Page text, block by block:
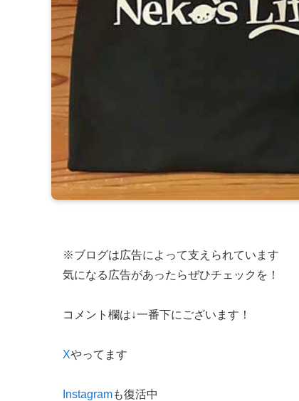
※ブログは広告によって支えられています
気になる広告があったらぜひチェックを！
コメント欄は↓一番下にございます！
Xやってます
Instagramも復活中